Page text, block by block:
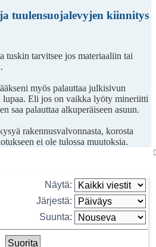
tuulensuojalevyjen kiinnitys
tuskin tarvitsee jos materiaaliin tai
myös palauttaa julkisivun
lupaa. Eli jos on vaikka lyöty mineriitti
saa palauttaa alkuperäiseen asuun.
rakennusvalvonnasta, korosta
ei ole tulossa muutoksia.
Näytä:
Järjestä:
Suunta: